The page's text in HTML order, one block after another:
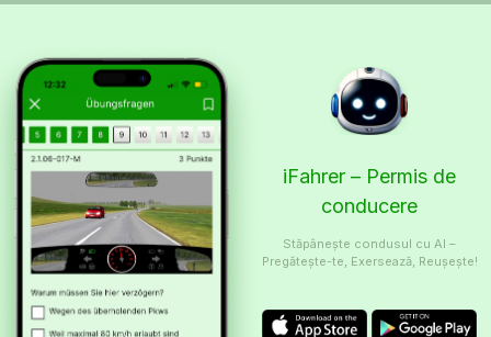
iFahrer – Permis de
conducere
Stăpânește condusul cu AI –
Pregătește-te, Exersează, Reușește!